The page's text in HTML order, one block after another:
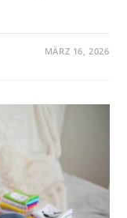
MÄRZ 16, 2026